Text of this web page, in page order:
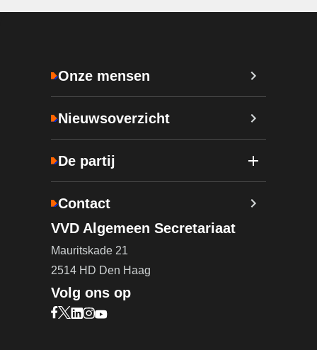
Onze mensen
Nieuwsoverzicht
De partij
Contact
VVD Algemeen Secretariaat
Mauritskade 21
2514 HD Den Haag
Volg ons op
Bezoek onze Facebook pagina (opent in nieuw
Bezoek onze X pagina (opent in nieuw tabblad)
Bezoek onze LinkedIn pagina (opent in nieuw
Bezoek onze Instagram pagina (opent in
Bezoek onze YouTube pagina (opent in